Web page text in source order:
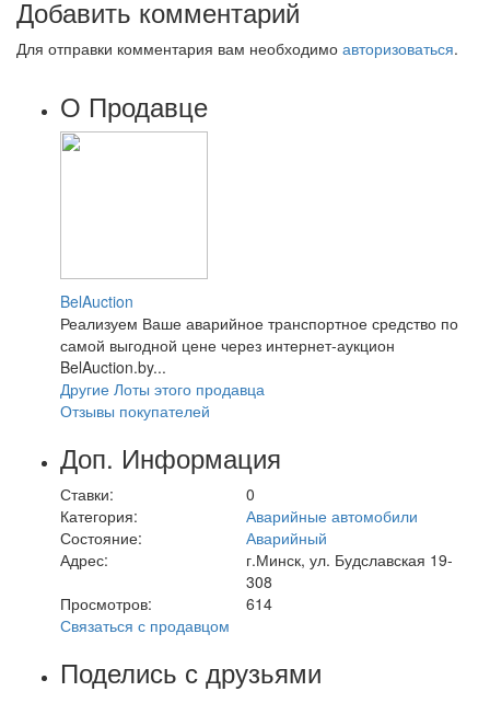
Добавить комментарий
Для отправки комментария вам необходимо авторизоваться.
О Продавце
BelAuction
Реализуем Ваше аварийное транспортное средство по
самой выгодной цене через интернет-аукцион
BelAuction.by...
Другие Лоты этого продавца
Отзывы покупателей
Доп. Информация
Ставки:
0
Категория:
Аварийные автомобили
Состояние:
Аварийный
Адрес:
г.Минск, ул. Будславская 19-
308
Просмотров:
614
Связаться с продавцом
Поделись с друзьями